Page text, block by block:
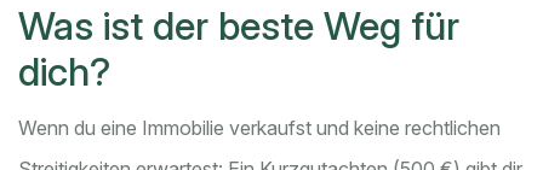
Was ist der beste Weg für
dich?
Wenn du eine Immobilie verkaufst und keine rechtlichen